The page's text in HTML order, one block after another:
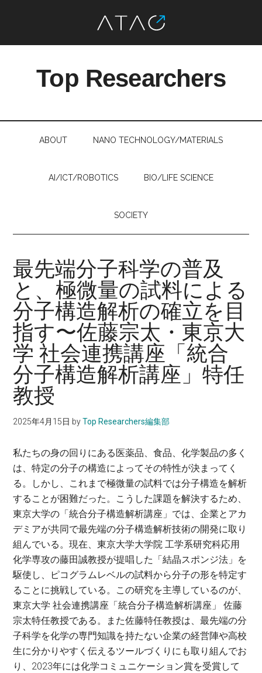
Top Researchers
に。
ABOUT NANO TECHNOLOGY/MATERIALS
AI/ICT/ROBOTICS BIO/LIFE SCIENCE
SOCIETY
最先端分子科学の普及
と、極微量の試料による
分子構造解析の確立を目
指す〜佐藤宗太・東京大
学 社会連携講座「統合
分子構造解析講座」特任
教授
2025年4月15日 byTop Researchers編集部
私たちの身の回りにある医薬品、食品、化学製品の多く
は、特定の分子の構造によってその特性が決まってく
る。しかし、これまで極微量の試料では分子構造を解析
することが困難だった。こうした課題を解決するため、
東京大学の「統合分子構造解析講座」では、企業とアカ
デミアが共同で最先端の分子構造解析技術の開発に取り
組んでいる。現在、東京大学大学院 工学系研究科応用
化学専攻の藤田誠教授が提唱した「結晶スポンジ法」を
駆使し、ピコグラムレベルの試料から分子の形を特定す
ることに挑戦している。この研究を主導しているのが、
東京大学 社会連携講座「統合分子構造解析講座」 佐藤
宗太特任教授である。また佐藤特任教授は、最先端の分
子科学を化学の専門知識を持たない企業の経営陣や高校
生に分かりやすく伝えるツールづくりにも取り組んでお
り、2023年には化学コミュニケーション賞を受賞して